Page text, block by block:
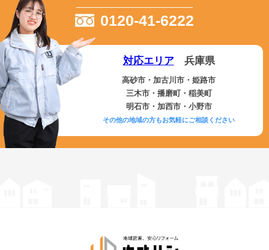
0120-41-6222
対応エリア兵庫県
高砂市・加古川市・姫路市
三木市・播磨町・稲美町
明石市・加西市・小野市
その他の地域の方もお気軽にご相談ください